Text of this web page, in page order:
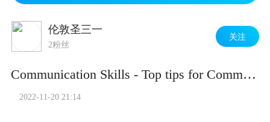
伦敦圣三一
2粉丝
关注
Communication Skills - Top tips for Communication Skills exams
2022-11-20 21:14